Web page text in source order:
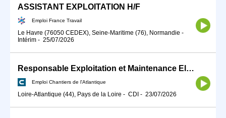
ASSISTANT EXPLOITATION H/F
Emploi France Travail
Le Havre (76050 CEDEX), Seine-Maritime (76), Normandie -
Intérim - 25/07/2026
Responsable Exploitation et Maintenance Electrique H/F
Emploi Chantiers de l'Atlantique
Loire-Atlantique (44), Pays de la Loire - CDI - 23/07/2026